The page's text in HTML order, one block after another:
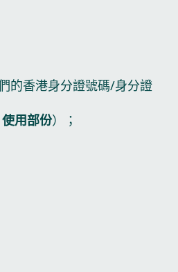
的香港身分證號碼/身分證
用部份）；